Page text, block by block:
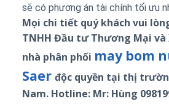
sẽ có phương án tài chính tối ưu
Mọi chi tiết quý khách vui
TNHH Đầu tư Thương Mại và
nhà phân phối may bom
Saer độc quyền tại thị
Nam. Hotline: Mr: Hùng